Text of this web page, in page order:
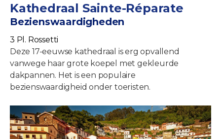
Kathedraal Sainte-Réparate
Bezienswaardigheden
3 Pl. Rossetti
Deze 17-eeuwse kathedraal is erg opvallend
vanwege haar grote koepel met gekleurde
dakpannen. Het is een populaire
bezienswaardigheid onder toeristen.